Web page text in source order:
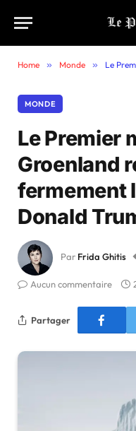
Home » Monde » Le Premier
MONDE
Le Premier
Groenland
fermement
Donald
Par Frida Ghitis
Aucun commentaire
Partager